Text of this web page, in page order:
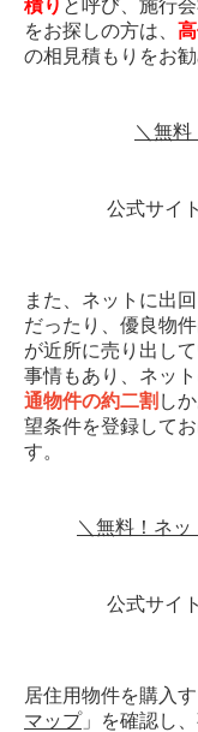
積り と呼び、施行
をお探しの方は、
の相見積もりをお勧
＼無料
公式サイ
また、ネットに出
だったり、優良物
が近所に売り出し
事情もあり、ネッ
通物件の約二割 し
望条件を登録して
す。
＼無料！ネ
公式サイ
居住用物件を購入
マップ」を確認し